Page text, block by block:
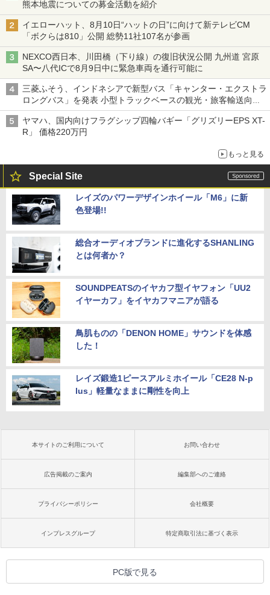
熊本地震についての募金活動を紹介
イエローハット、8月10日“ハットの日”に向けて新テレビCM
「ボクらは810」公開 総勢11社107名が参画
NEXCO西日本、川田橋（下り線）の復旧状況公開 九州道 宮原
SA〜八代ICで8月9日中に緊急車両を通行可能に
三菱ふそう、インドネシアで新型バス「キャンター・エクストラ
ロングバス」を発表 小型トラックベースの観光・旅客輸送向け
バス
ヤマハ、国内向けフラグシップ四輪バギー「グリズリーEPS XT-
R」 価格220万円
もっと見る
Special Site
レイズのパワーデザインホイール「M6」に新
色登場!!
総合オーディオブランドに進化するSHANLING
とは何者か？
SOUNDPEATSのイヤカフ型イヤフォン「UU2
イヤーカフ」をイヤカフマニアが語る
鳥肌ものの「DENON HOME」サウンドを体感
した！
レイズ鍛造1ピースアルミホイール「CE28 N-p
lus」軽量なままに剛性を向上
本サイトのご利用について お問い合わせ
広告掲載のご案内 編集部へのご連絡
プライバシーポリシー 会社概要
インプレスグループ 特定商取引法に基づく表示
PC版で見る